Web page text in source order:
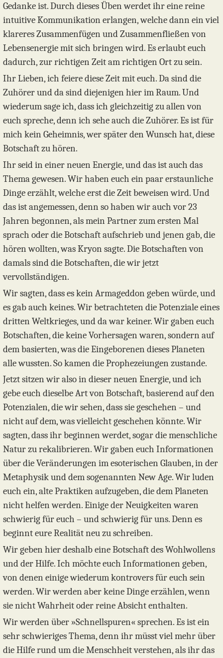
Gedanke ist. Durch dieses Üben werdet ihr eine reine
intuitive Kommunikation erlangen, welche dann ein viel
klareres Zusammenfügen und Zusammenfließen von
Lebensenergie mit sich bringen wird. Es erlaubt euch
dadurch, zur richtigen Zeit am richtigen Ort zu sein.
Ihr Lieben, ich feiere diese Zeit mit euch. Da sind die
Zuhörer und da sind diejenigen hier im Raum. Und
wiederum sage ich, dass ich gleichzeitig zu allen von
euch spreche, denn ich sehe auch die Zuhörer. Es ist für
mich kein Geheimnis, wer später den Wunsch hat, diese
Botschaft zu hören.
Ihr seid in einer neuen Energie, und das ist auch das
Thema gewesen. Wir haben euch ein paar erstaunliche
Dinge erzählt, welche erst die Zeit beweisen wird. Und
das ist angemessen, denn so haben wir auch vor 23
Jahren begonnen, als mein Partner zum ersten Mal
sprach oder die Botschaft aufschrieb und jenen gab, die
hören wollten, was Kryon sagte. Die Botschaften von
damals sind die Botschaften, die wir jetzt
vervollständigen.
Wir sagten, dass es kein Armageddon geben würde, und
es gab auch keines. Wir betrachteten die Potenziale eines
dritten Weltkrieges, und da war keiner. Wir gaben euch
Botschaften, die keine Vorhersagen waren, sondern auf
dem basierten, was die Eingeborenen dieses Planeten
alle wussten. So kamen die Prophezeiungen zustande.
Jetzt sitzen wir also in dieser neuen Energie, und ich
gebe euch dieselbe Art von Botschaft, basierend auf den
Potenzialen, die wir sehen, dass sie geschehen – und
nicht auf dem, was vielleicht geschehen könnte. Wir
sagten, dass ihr beginnen werdet, sogar die menschliche
Natur zu rekalibrieren. Wir gaben euch Informationen
über die Veränderungen im esoterischen Glauben, in der
Metaphysik und dem sogenannten New Age. Wir luden
euch ein, alte Praktiken aufzugeben, die dem Planeten
nicht helfen werden. Einige der Neuigkeiten waren
schwierig für euch – und schwierig für uns. Denn es
beginnt eure Realität neu zu schreiben.
Wir geben hier deshalb eine Botschaft des Wohlwollens
und der Hilfe. Ich möchte euch Informationen geben,
von denen einige wiederum kontrovers für euch sein
werden. Wir werden aber keine Dinge erzählen, wenn
sie nicht Wahrheit oder reine Absicht enthalten.
Wir werden über »Schnellspuren« sprechen. Es ist ein
sehr schwieriges Thema, denn ihr müsst viel mehr über
die Hilfe rund um die Menschheit verstehen, als ihr das